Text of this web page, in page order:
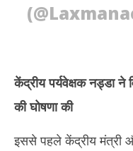
केंद्रीय पर्यवेक्षक नड्डा
की घोषणा की
इससे पहले केंद्रीय मंत्री